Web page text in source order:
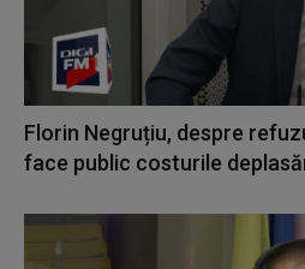
Florin Negruțiu, despre
face public costurile